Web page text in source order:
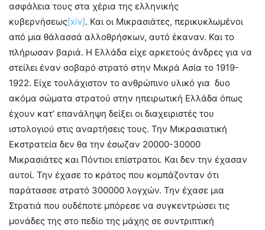
ασφάλεια τους στα χέρια της ελληνικής
κυβερνήσεως[xiv]. Και οι Μικρασιάτες, περικυκλωμένοι
από μια θάλασσά αλλοθρήσκων, αυτό έκαναν. Και το
πλήρωσαν βαριά. Η Ελλάδα είχε αρκετούς άνδρες για να
στείλει έναν σοβαρό στρατό στην Μικρά Ασία το 1919-
1922. Είχε τουλάχιστον το ανθρώπινο υλικό για δυο
ακόμα σώματα στρατού στην ηπειρωτική Ελλάδα όπως
έχουν κατ’ επανάληψη δείξει οι διαχειριστές του
ιστολογιού στις αναρτήσεις τους. Την Μικρασιατική
Εκστρατεία δεν θα την έσωζαν 20000-30000
Μικρασιάτες και Πόντιοι επίστρατοι. Και δεν την έχασαν
αυτοί. Την έχασε το κράτος που κομπάζονταν ότι
παράτασσε στρατό 300000 λογχών. Την έχασε μια
Στρατιά που ουδέποτε μπόρεσε να συγκεντρώσει τις
μονάδες της στο πεδίο της μάχης σε συντριπτική